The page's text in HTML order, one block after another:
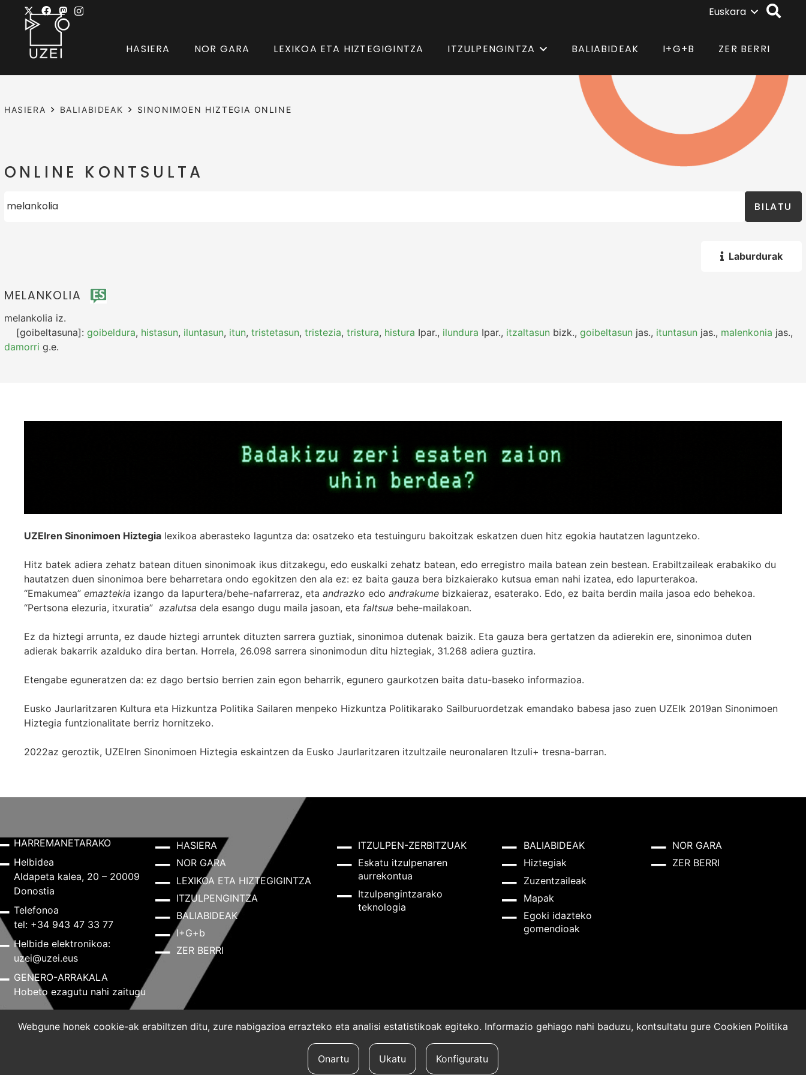
Euskara
HASIERA NOR GARA LEXIKOA ETA HIZTEGIGINTZA ITZULPENGINTZA BALIABIDEAK I+G+B ZER BERRI
HASIERA BALIABIDEAK SINONIMOEN HIZTEGIA ONLINE
ONLINE KONTSULTA
BILATU
Laburdurak
MELANKOLIA
melankolia iz.
[goibeltasuna]: goibeldura, histasun, iluntasun, itun, tristetasun, tristezia, tristura, histura Ipar., ilundura Ipar., itzaltasun bizk., goibeltasun jas., ituntasun jas., malenkonia jas.,
damorri g.e.
UZEIren Sinonimoen Hiztegia lexikoa aberasteko laguntza da: osatzeko eta testuinguru bakoitzak eskatzen duen hitz egokia hautatzen laguntzeko.
Hitz batek adiera zehatz batean dituen sinonimoak ikus ditzakegu, edo euskalki zehatz batean, edo erregistro maila batean zein bestean. Erabiltzaileak erabakiko du
hautatzen duen sinonimoa bere beharretara ondo egokitzen den ala ez: ez baita gauza bera bizkaierako kutsua eman nahi izatea, edo lapurterakoa.
“Emakumea” emaztekia izango da lapurtera/behe-nafarreraz, eta andrazko edo andrakume bizkaieraz, esaterako. Edo, ez baita berdin maila jasoa edo behekoa.
“Pertsona elezuria, itxuratia” azalutsa dela esango dugu maila jasoan, eta faltsua behe-mailakoan.
Ez da hiztegi arrunta, ez daude hiztegi arruntek dituzten sarrera guztiak, sinonimoa dutenak baizik. Eta gauza bera gertatzen da adierekin ere, sinonimoa duten
adierak bakarrik azalduko dira bertan. Horrela, 26.098 sarrera sinonimodun ditu hiztegiak, 31.268 adiera guztira.
Etengabe eguneratzen da: ez dago bertsio berrien zain egon beharrik, egunero gaurkotzen baita datu-baseko informazioa.
Eusko Jaurlaritzaren Kultura eta Hizkuntza Politika Sailaren menpeko Hizkuntza Politikarako Sailburuordetzak emandako babesa jaso zuen UZEIk 2019an Sinonimoen
Hiztegia funtzionalitate berriz hornitzeko.
2022az geroztik, UZEIren Sinonimoen Hiztegia eskaintzen da Eusko Jaurlaritzaren itzultzaile neuronalaren Itzuli+ tresna-barran.
HARREMANETARAKO
Helbidea
Aldapeta kalea, 20 – 20009
Donostia
Telefonoa
tel: +34 943 47 33 77
Helbide elektronikoa:
uzei@uzei.eus
GENERO-ARRAKALA
Hobeto ezagutu nahi zaitugu
HASIERA
NOR GARA
LEXIKOA ETA HIZTEGIGINTZA
ITZULPENGINTZA
BALIABIDEAK
I+G+b
ZER BERRI
ITZULPEN-ZERBITZUAK
Eskatu itzulpenaren
aurrekontua
Itzulpengintzarako
teknologia
BALIABIDEAK
Hiztegiak
Zuzentzaileak
Mapak
Egoki idazteko
gomendioak
NOR GARA
ZER BERRI
Lege-oharra Cookie-politika
Webgune honek cookie-ak erabiltzen ditu, zure nabigazioa errazteko eta analisi estatistikoak egiteko. Informazio gehiago nahi baduzu, kontsultatu gure Cookien Politika
Onartu Ukatu Konfiguratu